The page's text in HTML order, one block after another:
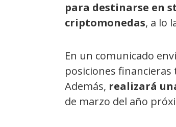
para destinarse en
criptomonedas, a lo
En un comunicado
posiciones
Además, realizará
de marzo del año